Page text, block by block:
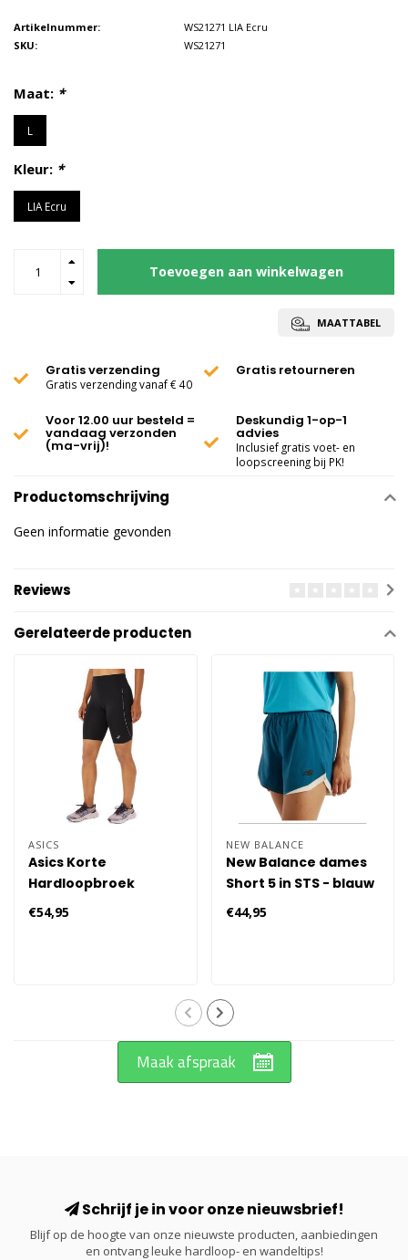
Artikelnummer:
WS21271 LIA Ecru
SKU:
WS21271
Maat: *
L
Kleur: *
LIA Ecru
Toevoegen aan winkelwagen
MAATTABEL
Gratis verzending
Gratis verzending vanaf € 40
Gratis retourneren
Voor 12.00 uur besteld =
vandaag verzonden
(ma-vrij)!
Deskundig 1-op-1
advies
Inclusief gratis voet- en
loopscreening bij PK!
Productomschrijving
Geen informatie gevonden
Reviews
Gerelateerde producten
ASICS
Asics Korte
Hardloopbroek
Dames
€54,95
NEW BALANCE
New Balance dames
Short 5 in STS - blauw
€44,95
Maak afspraak
Schrijf je in voor onze nieuwsbrief!
Blijf op de hoogte van onze nieuwste producten, aanbiedingen
en ontvang leuke hardloop- en wandeltips!